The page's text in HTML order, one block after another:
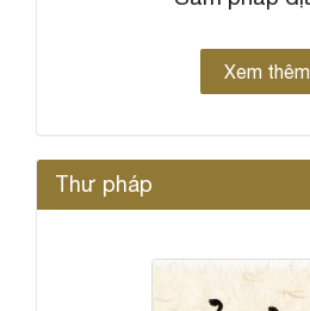
Xem thêm
Thư pháp